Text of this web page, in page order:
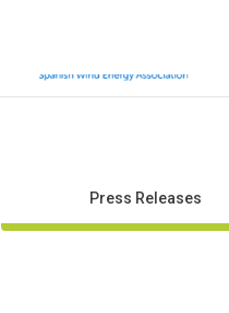
Press Releases